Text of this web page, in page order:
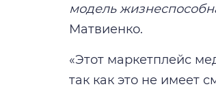
модель
Матвиенко.
«Этот маркетплейс
так как это не имеет